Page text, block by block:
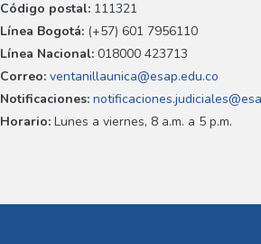
Código postal: 111321
Línea Bogotá: (+57) 601 7956110
Línea Nacional: 018000 423713
Correo: ventanillaunica@esap.edu.co
Notificaciones:
Horario: Lunes a viernes, 8 a.m. a 5 p.m.